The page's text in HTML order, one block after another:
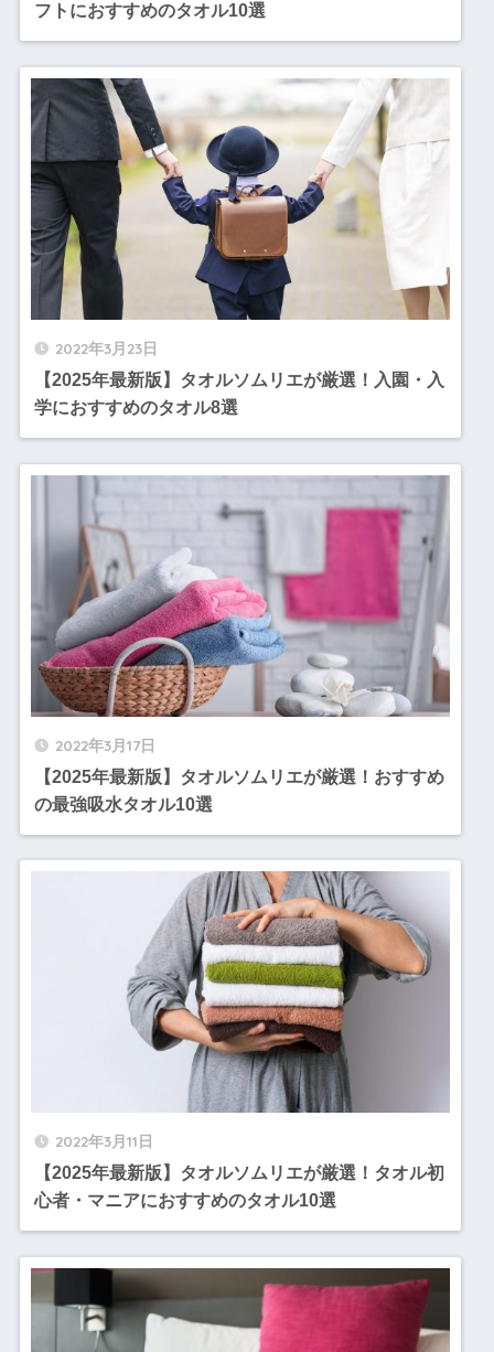
フトにおすすめのタオル10選
2022年3月23日
【2025年最新版】タオルソムリエが厳選！入園・入
学におすすめのタオル8選
2022年3月17日
【2025年最新版】タオルソムリエが厳選！おすすめ
の最強吸水タオル10選
2022年3月11日
【2025年最新版】タオルソムリエが厳選！タオル初
心者・マニアにおすすめのタオル10選